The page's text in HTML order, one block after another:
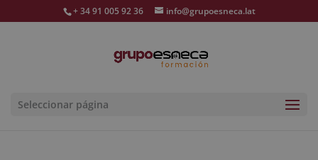
+ 34 91 005 92 36 info@grupoesneca.lat
Seleccionar página